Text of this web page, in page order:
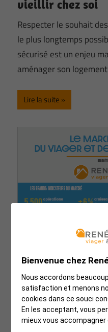
vieillir chez soi
Respecter le souhait
le plus longtemps
sécurisé est un enjeu
aménager son
Lire la suite
Bienvenue chez
Nous accordons
satisfaction et menons
cookies dans ce souci
En les acceptant, vous
mieux vous accompagner